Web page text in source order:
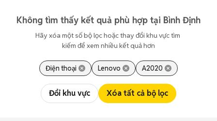
Không tìm thấy kết quả phù hợp tại Bình Định
Hãy xóa một số bộ lọc hoặc thay đổi khu vực tìm
kiếm để xem nhiều kết quả hơn
Điện thoại Lenovo A2020
Đổi khu vực Xóa tất cả bộ lọc